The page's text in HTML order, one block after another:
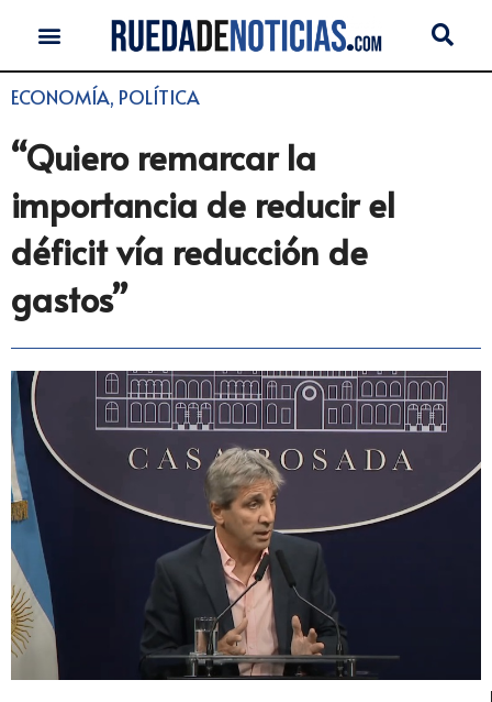
ECONOMÍA, POLÍTICA
“Quiero remarcar la
importancia de reducir el
déficit vía reducción de
gastos”